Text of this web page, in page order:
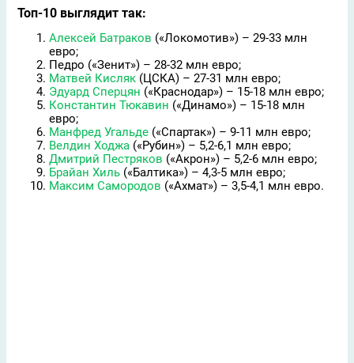
Топ-10 выглядит так:
Алексей Батраков («Локомотив») – 29-33 млн
евро;
Педро («Зенит») – 28-32 млн евро;
Матвей Кисляк (ЦСКА) – 27-31 млн евро;
Эдуард Сперцян («Краснодар») – 15-18 млн евро;
Константин Тюкавин («Динамо») – 15-18 млн
евро;
Манфред Угальде («Спартак») – 9-11 млн евро;
Велдин Ходжа («Рубин») – 5,2-6,1 млн евро;
Дмитрий Пестряков («Акрон») – 5,2-6 млн евро;
Брайан Хиль («Балтика») – 4,3-5 млн евро;
Максим Самородов («Ахмат») – 3,5-4,1 млн евро.